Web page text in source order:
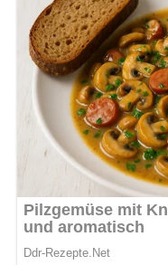
werden.
Nährwerte
Pro Portion (bei 6
Kalorien: ca. 320
Eiweiß: 9 g
Fett: 15 g
Kohlenhydrate: 36 g